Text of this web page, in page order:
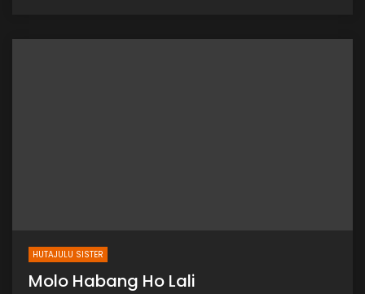
HUTAJULU SISTER
Molo Habang Ho Lali